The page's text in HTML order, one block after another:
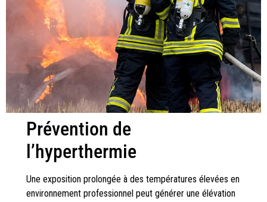
Prévention de
l’hyperthermie
Une exposition prolongée à des températures élevées en
environnement professionnel peut générer une élévation